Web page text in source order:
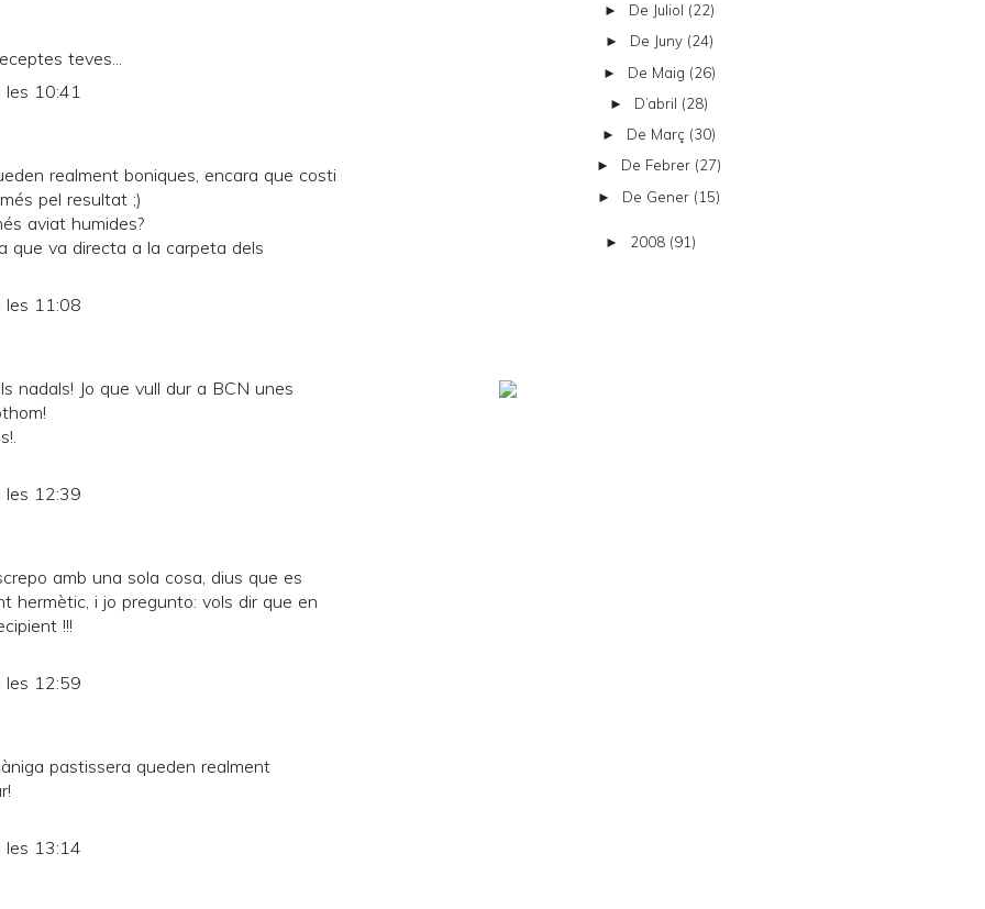
teves...
les 10:41
realment boniques, encara que costi
pel resultat ;)
aviat humides?
que va directa a la carpeta dels
les 11:08
nadals! Jo que vull dur a BCN unes
les 12:39
amb una sola cosa, dius que es
hermètic, i jo pregunto: vols dir que en
!!!
les 12:59
pastissera queden realment
les 13:14
► De Juliol (22)
► De Juny (24)
► De Maig (26)
► D’abril (28)
► De Març (30)
► De Febrer (27)
► De Gener (15)
► 2008 (91)